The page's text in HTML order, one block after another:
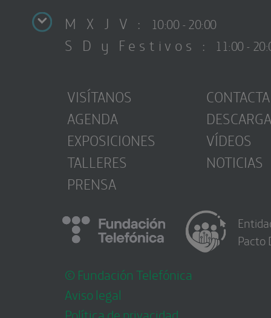
M X J V : 10:00 - 20:00
S D y Festivos : 11:00 -
VISÍTANOS
AGENDA
EXPOSICIONES
TALLERES
PRENSA
CONTACTA
VÍDEOS
NOTICIAS
© Fundación Telefónica
Aviso legal
Política de privacidad
Pacto